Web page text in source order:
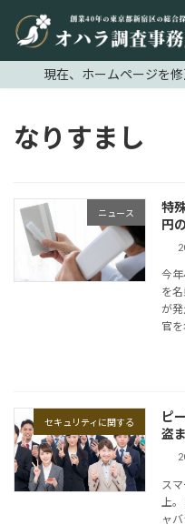
テ
ゲ
現在、ホームページを
なりすまし
ニュース
特
円
今
を
が
官
セキュリティに関する
ピ
盗
ス
上
ャ